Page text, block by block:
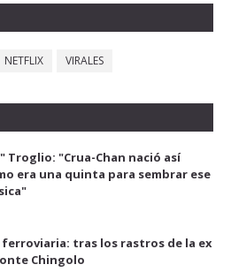
NETFLIX VIRALES
Troglio: "Crua-Chan nació así
era una quinta para sembrar ese
ferroviaria: tras los rastros de la ex
Chingolo